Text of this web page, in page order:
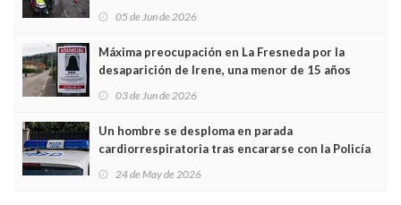
frontal
05 de Jun de 2026
Máxima preocupación en La Fresneda por la
desaparición de Irene, una menor de 15 años
03 de Jun de 2026
Un hombre se desploma en parada
cardiorrespiratoria tras encararse con la Policía
Local en Luanco
24 de May de 2026